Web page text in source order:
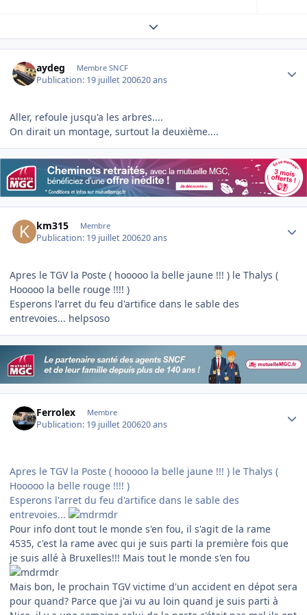
Expand topic overview
aydeg Membre SNCF
Publication: 19 juillet 200620 ans
Aller, refoule jusqu'a les arbres....
On dirait un montage, surtout la deuxième....
km315 Membre
Publication: 19 juillet 200620 ans
Apres le TGV la Poste ( hooooo la belle jaune !!! ) le Thalys (
Hooooo la belle rouge !!!! )
Esperons l'arret du feu d'artifice dans le sable des
entrevoies... helpsoso
Ferrolex Membre
Publication: 19 juillet 200620 ans
Apres le TGV la Poste ( hooooo la belle jaune !!! ) le Thalys (
Hooooo la belle rouge !!!! )
Esperons l'arret du feu d'artifice dans le sable des
entrevoies...
Pour info dont tout le monde s'en fou, il s'agit de la rame
4535, c'est la rame avec qui je suis parti la première fois que
je suis allé à Bruxelles!!! Mais tout le monde s'en fou
Mais bon, le prochain TGV victime d'un accident en dépot sera
pour quand? Parce que j'ai vu au loin quand je suis parti à